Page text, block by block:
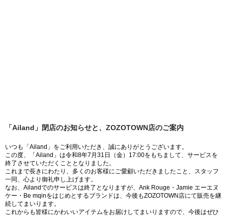
「Ailand」閉店のお知らせと、ZOZOTOWN店のご案内
いつも「Ailand」をご利用いただき、誠にありがとうございます。
この度、「Ailand」は令和8年7月31日（金）17:00をもちまして、サービスを
終了させていただくこととなりました。
これまで長きにわたり、多くのお客様にご愛顧いただきましたこと、スタッフ
一同、心より御礼申し上げます。
なお、Ailandでのサービスは終了となりますが、Ank Rouge・Jamie エーエヌ
ケー・Be mqinをはじめとするブランドは、今後もZOZOTOWN店にて販売を継
続してまいります。
これからも皆様にかわいいアイテムをお届けしてまいりますので、今後はぜひ